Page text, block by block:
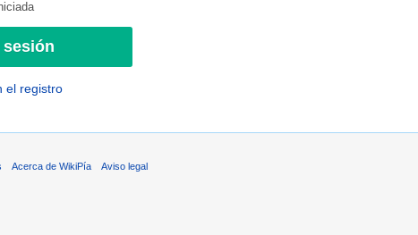
el registro
Acerca de WikiPía Aviso legal